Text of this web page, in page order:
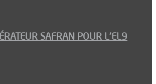
SAFRAN POUR L’EL9